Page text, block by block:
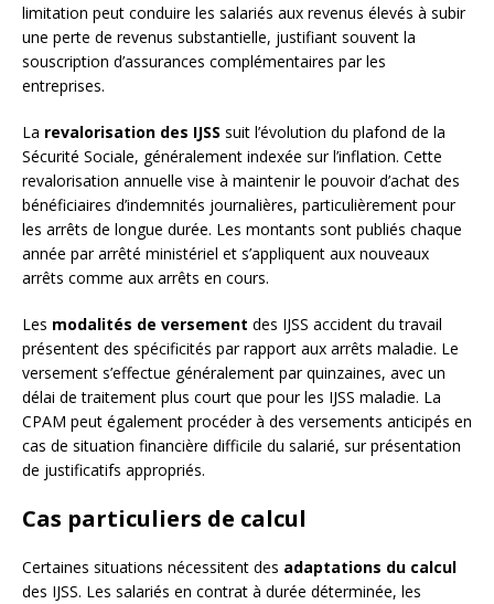
limitation peut conduire les salariés aux revenus élevés à subir
une perte de revenus substantielle, justifiant souvent la
souscription d’assurances complémentaires par les
entreprises.
La revalorisation des IJSS suit l’évolution du plafond de la
Sécurité Sociale, généralement indexée sur l’inflation. Cette
revalorisation annuelle vise à maintenir le pouvoir d’achat des
bénéficiaires d’indemnités journalières, particulièrement pour
les arrêts de longue durée. Les montants sont publiés chaque
année par arrêté ministériel et s’appliquent aux nouveaux
arrêts comme aux arrêts en cours.
Les modalités de versement des IJSS accident du travail
présentent des spécificités par rapport aux arrêts maladie. Le
versement s’effectue généralement par quinzaines, avec un
délai de traitement plus court que pour les IJSS maladie. La
CPAM peut également procéder à des versements anticipés en
cas de situation financière difficile du salarié, sur présentation
de justificatifs appropriés.
Cas particuliers de calcul
Certaines situations nécessitent des adaptations du calcul
des IJSS. Les salariés en contrat à durée déterminée, les